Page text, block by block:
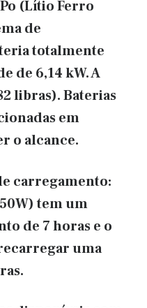
(Lítio Ferro
de
totalmente
de 6,14 kW. A
libras). Baterias
em
o alcance.
carregamento:
tem um
de 7 horas e o
uma